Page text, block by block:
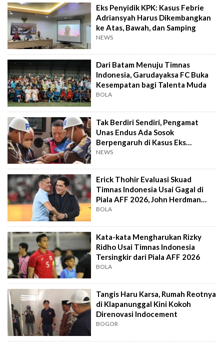
Eks Penyidik KPK: Kasus Febrie
Adriansyah Harus Dikembangkan
ke Atas, Bawah, dan Samping
NEWS
Dari Batam Menuju Timnas
Indonesia, Garudayaksa FC Buka
Kesempatan bagi Talenta Muda
BOLA
Tak Berdiri Sendiri, Pengamat
Unas Endus Ada Sosok
Berpengaruh di Kasus Eks
Jampidsus
NEWS
Erick Thohir Evaluasi Skuad
Timnas Indonesia Usai Gagal di
Piala AFF 2026, John Herdman
Out?
BOLA
Kata-kata Mengharukan Rizky
Ridho Usai Timnas Indonesia
Tersingkir dari Piala AFF 2026
BOLA
Tangis Haru Karsa, Rumah Reotnya
di Klapanunggal Kini Kokoh
Direnovasi Indocement
BOGOR